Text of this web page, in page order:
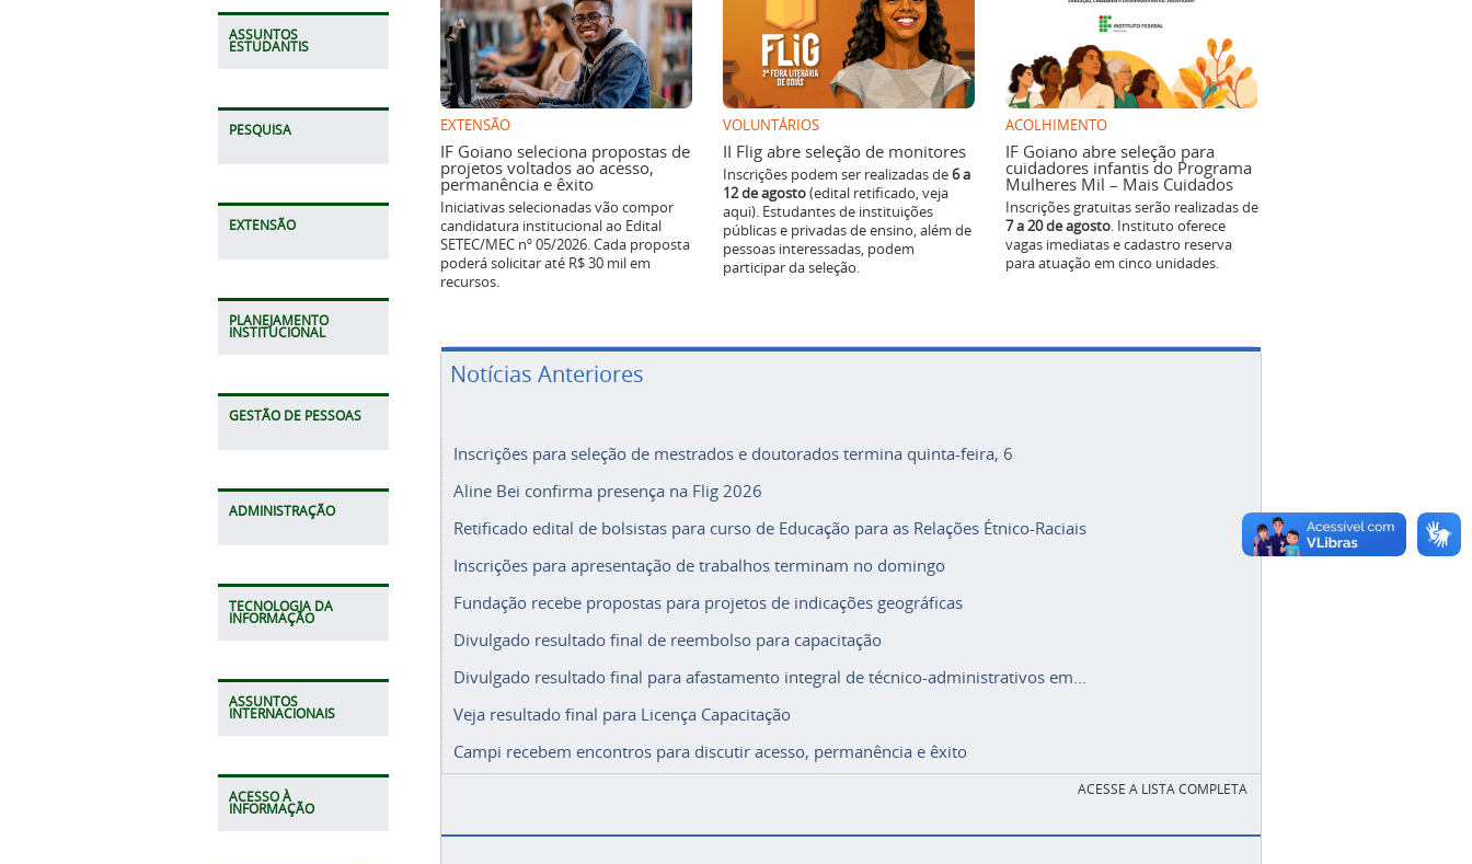
ASSUNTOS
ESTUDANTIS
PESQUISA
EXTENSÃO
PLANEJAMENTO
INSTITUCIONAL
GESTÃO DE PESSOAS
ADMINISTRAÇÃO
TECNOLOGIA DA
INFORMAÇÃO
ASSUNTOS
INTERNACIONAIS
ACESSO À
INFORMAÇÃO
EXTENSÃO
IF Goiano seleciona propostas de
projetos voltados ao acesso,
permanência e êxito
Iniciativas selecionadas vão compor
candidatura institucional ao Edital
SETEC/MEC nº 05/2026. Cada proposta
poderá solicitar até R$ 30 mil em
recursos.
VOLUNTÁRIOS
II Flig abre seleção de monitores
Inscrições podem ser realizadas de6 a
12 de agosto(edital retificado, veja
aqui). Estudantes de instituições
públicas e privadas de ensino, além de
pessoas interessadas, podem
participar da seleção.
ACOLHIMENTO
IF Goiano abre seleção para
cuidadores infantis do Programa
Mulheres Mil – Mais Cuidados
Inscrições gratuitas serão realizadas de
7 a 20 de agosto. Instituto oferece
vagas imediatas e cadastro reserva
para atuação em cinco unidades.
Notícias Anteriores
Inscrições para seleção de mestrados e doutorados termina quinta-feira, 6
Aline Bei confirma presença na Flig 2026
Retificado edital de bolsistas para curso de Educação para as Relações Étnico-Raciais
Inscrições para apresentação de trabalhos terminam no domingo
Fundação recebe propostas para projetos de indicações geográficas
Divulgado resultado final de reembolso para capacitação
Divulgado resultado final para afastamento integral de técnico-administrativos em...
Veja resultado final para Licença Capacitação
Campi recebem encontros para discutir acesso, permanência e êxito
ACESSE A LISTA COMPLETA